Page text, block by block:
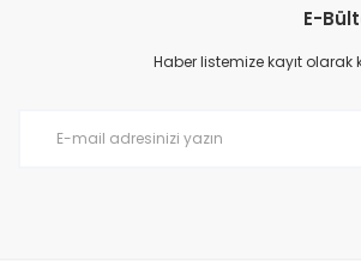
Ürün resmi kalitesiz, bozuk veya
Ürün açıklamasında eksik bilgiler
E-
Haber listemize kayıt